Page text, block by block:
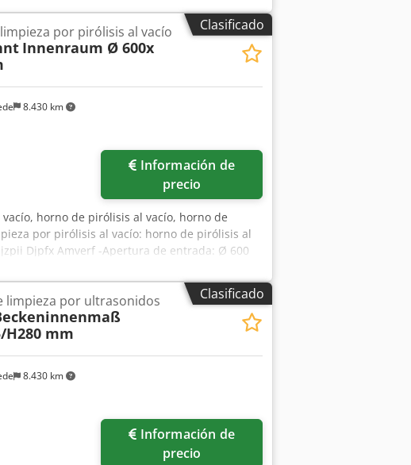
Clasificado
8.430 km
por pirólisis al vacío
Innenraum Ø 600x
precio
horno de pirólisis al vacío, horno de
por pirólisis al vacío: horno de pirólisis al
Djpfx Amverf -Apertura de entrada: Ø 600
kW, 1,33 m³/min. -Componentes
-Dimensiones de transporte:
Clasificado
8.430 km
limpieza por ultrasonidos
H280 mm
precio